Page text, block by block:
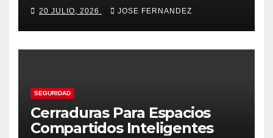
20 JULIO, 2026 JOSE FERNANDEZ
SEGURIDAD
Cerraduras Para Espacios
Compartidos Inteligentes